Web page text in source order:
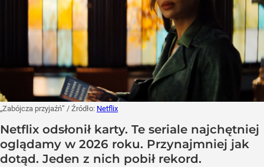
„Zabójcza przyjaźń” / Źródło: Netflix
Netflix odsłonił karty. Te seriale najchętniej
oglądamy w 2026 roku. Przynajmniej jak
dotąd. Jeden z nich pobił rekord.